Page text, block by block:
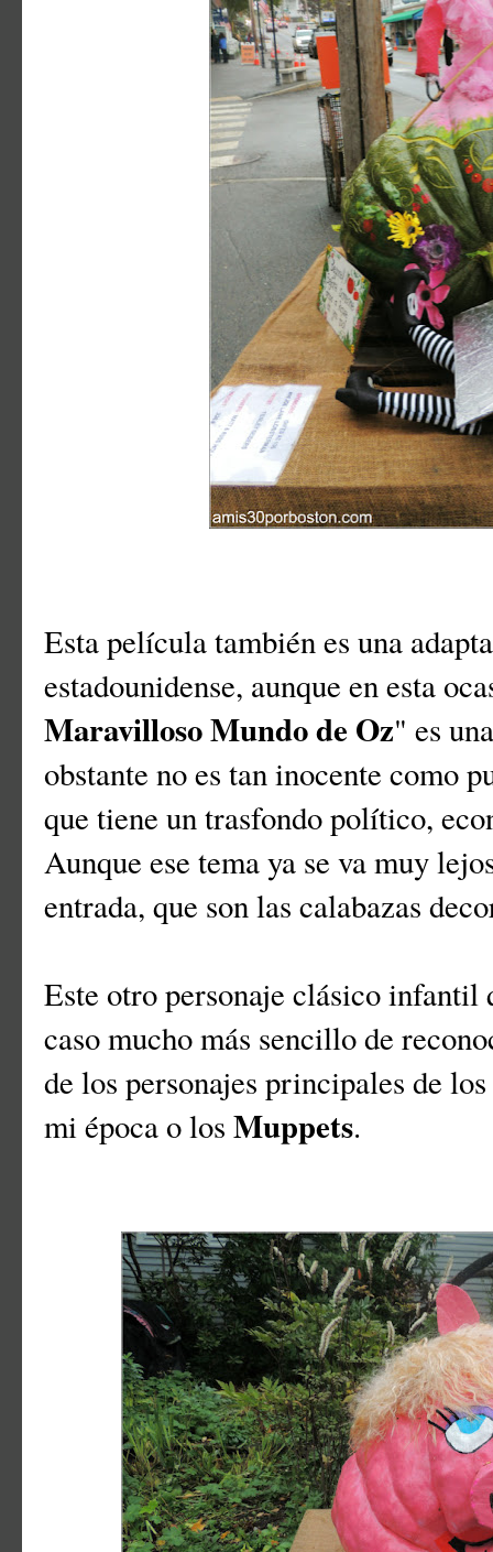
Esta película también es una
estadounidense, aunque en esta
Maravilloso Mundo de Oz" es
obstante no es tan inocente como
que tiene un trasfondo político,
Aunque ese tema ya se va muy
entrada, que son las calabazas
Este otro personaje clásico infantil
caso mucho más sencillo de
de los personajes principales de los
mi época o los Muppets.